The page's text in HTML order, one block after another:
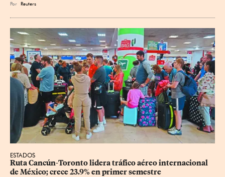
Por Reuters
ESTADOS
Ruta Cancún-Toronto lidera tráfico aéreo internacional
de México; crece 23.9% en primer semestre